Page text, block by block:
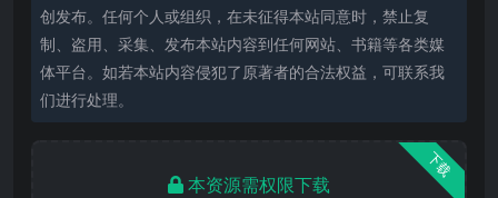
创发布。任何个人或组织，在未征得本站同意时，禁止复
制、盗用、采集、发布本站内容到任何网站、书籍等各类媒
体平台。如若本站内容侵犯了原著者的合法权益，可联系我
们进行处理。
下载
本资源需权限下载